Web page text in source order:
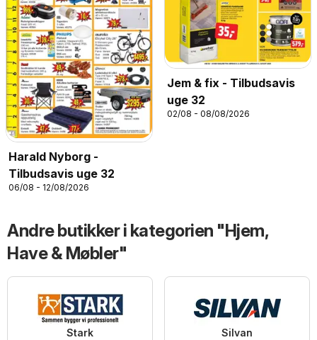
Harald Nyborg -
Tilbudsavis uge 32
06/08 - 12/08/2026
Jem & fix - Tilbudsavis
uge 32
02/08 - 08/08/2026
Andre butikker i kategorien "Hjem,
Have & Møbler"
Stark Silvan